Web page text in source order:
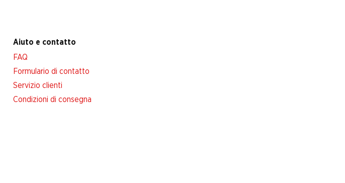
Aiuto e contatto
FAQ
Formulario di contatto
Servizio clienti
Condizioni di consegna